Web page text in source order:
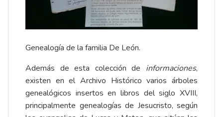
Genealogía de la familia De León.
Además de esta colección de informaciones,
existen en el Archivo Histórico varios árboles
genealógicos insertos en libros del siglo XVIII,
principalmente genealogías de Jesucristo, según